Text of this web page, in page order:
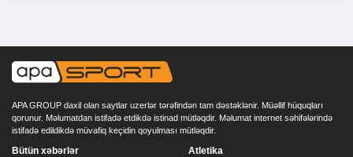
APA GROUP daxil olan saytlar uzerlər tərəfindən tam dəstəklənir. Müəllif hüquqları
qorunur. Məlumatdan istifadə etdikdə istinad mütləqdir. Məlumat internet səhifələrində
istifadə edildikdə müvafiq keçidin qoyulması mütləqdir.
Bütün xəbərlər Atletika